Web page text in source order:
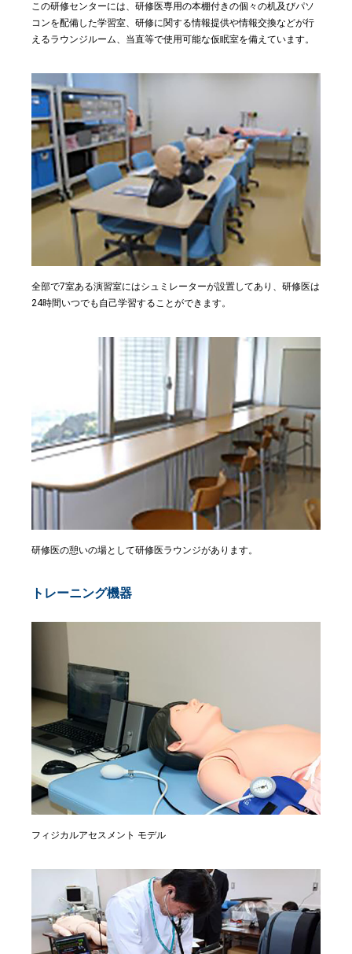
この研修センターには、研修医専用の本棚付きの個々の机及びパソ
コンを配備した学習室、研修に関する情報提供や情報交換などが行
えるラウンジルーム、当直等で使用可能な仮眠室を備えています。
全部で7室ある演習室にはシュミレーターが設置してあり、研修医は
24時間いつでも自己学習することができます。
研修医の憩いの場として研修医ラウンジがあります。
トレーニング機器
フィジカルアセスメント モデル